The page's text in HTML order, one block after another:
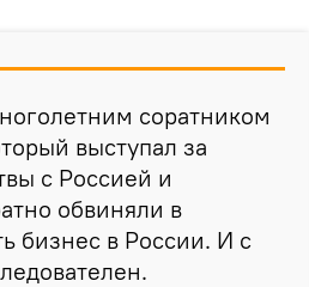
соратником
выступал за
с Россией и
обвиняли в
бизнес в России. И c